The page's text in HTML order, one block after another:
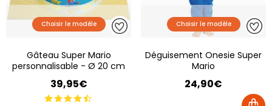
Choisir le modèle
Gâteau Super Mario
personnalisable - Ø 20 cm
39,95€
Choisir le modèle
Déguisement Onesie Super
Mario
24,90€